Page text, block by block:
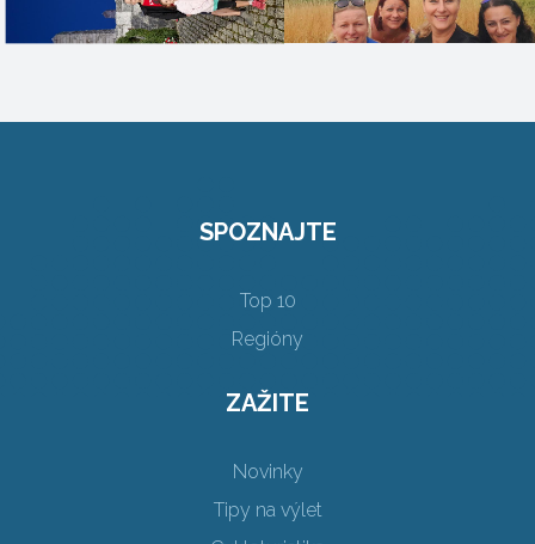
SPOZNAJTE
Top 10
Regióny
ZAŽITE
Novinky
Tipy na výlet